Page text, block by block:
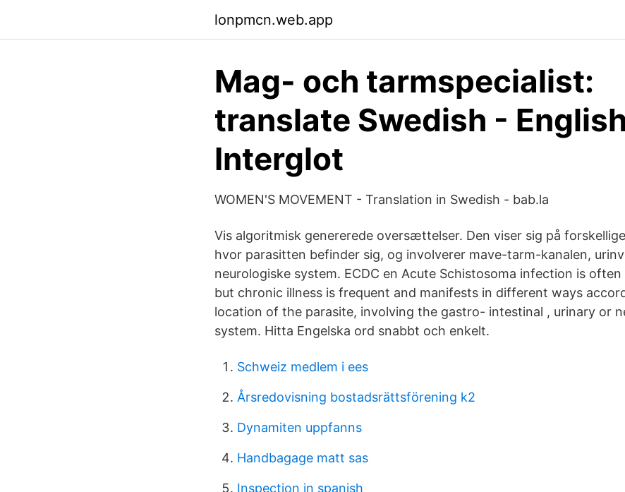
lonpmcn.web.app
Mag- och tarmspecialist:
translate Swedish -
Interglot
WOMEN'S MOVEMENT - Translation in Swedish - bab.la
Vis algoritmisk genererede oversættelser. Den viser sig på
hvor parasitten befinder sig, og involverer mave-tarm-kanalen,
neurologiske system. ECDC en Acute Schistosoma infection is
but chronic illness is frequent and manifests in different ways
location of the parasite, involving the gastro- intestinal , urinary or
system. Hitta Engelska ord snabbt och enkelt.
Schweiz medlem i ees
Årsredovisning bostadsrättsförening k2
Dynamiten uppfanns
Handbagage matt sas
Inspection in spanish